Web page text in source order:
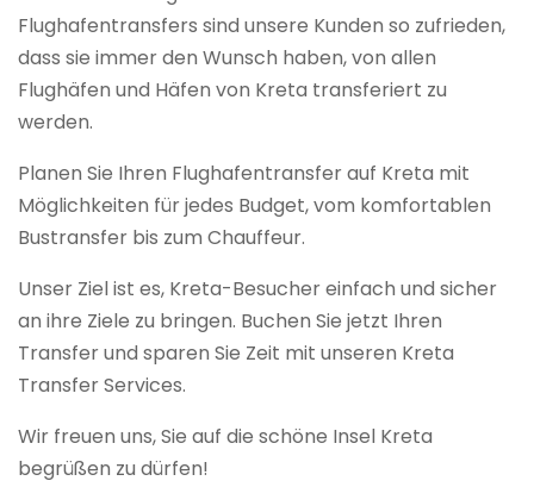
Flughafentransfers sind unsere Kunden so zufrieden,
dass sie immer den Wunsch haben, von allen
Flughäfen und Häfen von Kreta transferiert zu
werden.
Planen Sie Ihren Flughafentransfer auf Kreta mit
Möglichkeiten für jedes Budget, vom komfortablen
Bustransfer bis zum Chauffeur.
Unser Ziel ist es, Kreta-Besucher einfach und sicher
an ihre Ziele zu bringen. Buchen Sie jetzt Ihren
Transfer und sparen Sie Zeit mit unseren Kreta
Transfer Services.
Wir freuen uns, Sie auf die schöne Insel Kreta
begrüßen zu dürfen!